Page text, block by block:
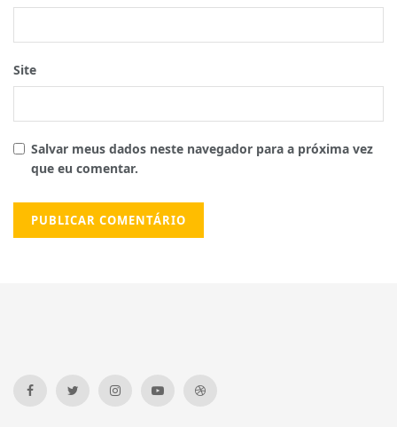
Site
Salvar meus dados neste navegador para a próxima vez
que eu comentar.